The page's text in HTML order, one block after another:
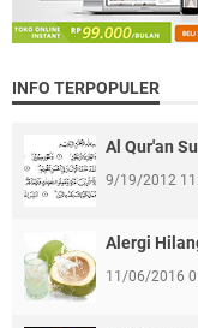
INFO TERPOPULER
Al Qur'an
9/19/2012
Alergi
11/06/2016